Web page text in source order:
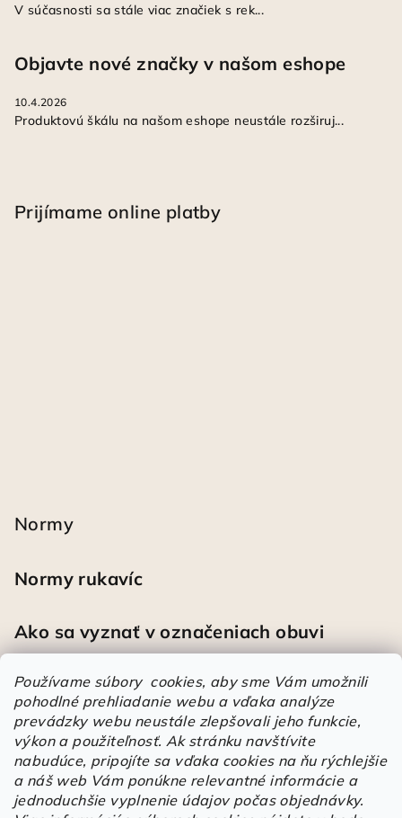
Používame súbory cookies, aby sme Vám umožnili
pohodlné prehliadanie webu a vďaka analýze
prevádzky webu neustále zlepšovali jeho funkcie,
výkon a použiteľnosť. Ak stránku navštívite
nabudúce, pripojíte sa vďaka cookies na ňu rýchlejšie
a náš web Vám ponúkne relevantné informácie a
jednoduchšie vyplnenie údajov počas objednávky.
V súčasnosti sa stále viac značiek s rek...
Objavte nové značky v našom eshope
10.4.2026
Produktovú škálu na našom eshope neustále rozširuj...
Prijímame online platby
Normy
Normy rukavíc
Ako sa vyznať v označeniach obuvi
Heureka
Športové pracovné poltopánky PRESTIGE CLASSIC biele
Hodnotenie produktu je 5 z 5 hviezdičiek.
| Mária